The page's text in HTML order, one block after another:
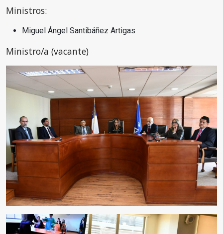
Ministros:
Miguel Ángel Santibáñez Artigas
Ministro/a (vacante)